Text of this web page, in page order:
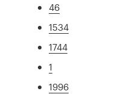
46
1534
1744
1
1996